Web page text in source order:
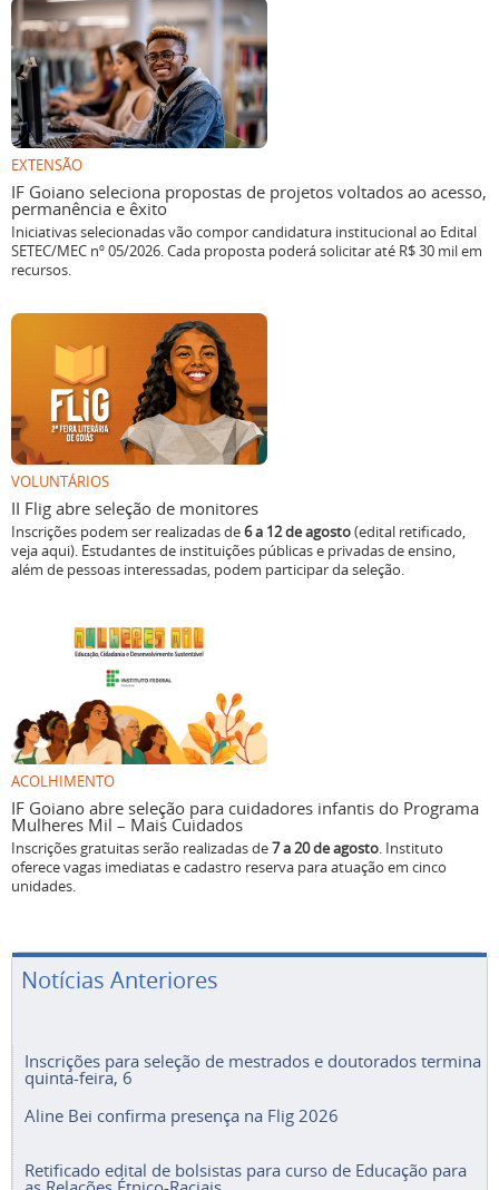
EXTENSÃO
IF Goiano seleciona propostas de projetos voltados ao acesso,
permanência e êxito
Iniciativas selecionadas vão compor candidatura institucional ao Edital
SETEC/MEC nº 05/2026. Cada proposta poderá solicitar até R$ 30 mil em
recursos.
VOLUNTÁRIOS
II Flig abre seleção de monitores
Inscrições podem ser realizadas de6 a 12 de agosto(edital retificado,
veja aqui). Estudantes de instituições públicas e privadas de ensino,
além de pessoas interessadas, podem participar da seleção.
ACOLHIMENTO
IF Goiano abre seleção para cuidadores infantis do Programa
Mulheres Mil – Mais Cuidados
Inscrições gratuitas serão realizadas de7 a 20 de agosto. Instituto
oferece vagas imediatas e cadastro reserva para atuação em cinco
unidades.
Notícias Anteriores
Inscrições para seleção de mestrados e doutorados termina
quinta-feira, 6
Aline Bei confirma presença na Flig 2026
Retificado edital de bolsistas para curso de Educação para